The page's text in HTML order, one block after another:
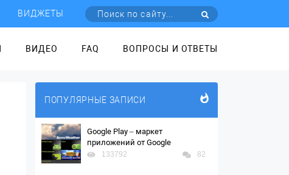
ВИДЖЕТЫ
ВИДЕО FAQ ВОПРОСЫ И ОТВЕТЫ
ПОПУЛЯРНЫЕ ЗАПИСИ
Google Play – маркет
приложений от Google
133792 82